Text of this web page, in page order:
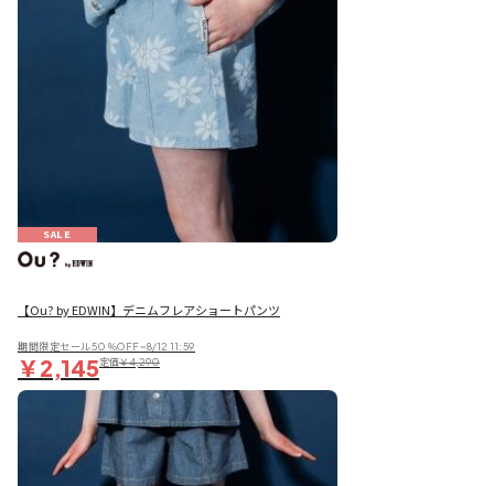
SALE
【Ou? by EDWIN】デニムフレアショートパンツ
期間限定セール50％OFF~8/12 11:59
￥2,145定価￥4,290